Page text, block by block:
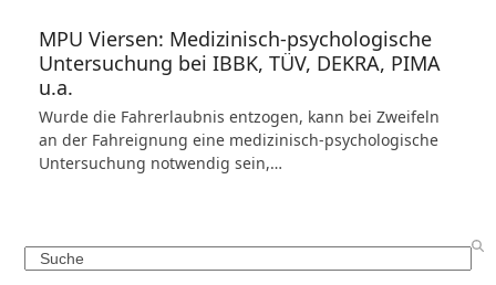
MPU Viersen: Medizinisch-psychologische
Untersuchung bei IBBK, TÜV, DEKRA, PIMA
u.a.
Wurde die Fahrerlaubnis entzogen, kann bei Zweifeln
an der Fahreignung eine medizinisch-psychologische
Untersuchung notwendig sein,…
Search